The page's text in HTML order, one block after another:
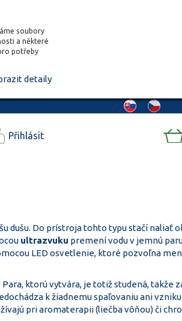
soubory
a některé
potřeby
detaily
Přihlásit
dušu. Do prístroja tohto typu stačí naliať
ultrazvuku premení vodu v jemnú
LED osvetlenie, ktoré pozvoľna
ktorú vytvára, je totiž studená, takže
k žiadnemu spaľovaniu ani
pri aromaterapii (liečba vôňou) či